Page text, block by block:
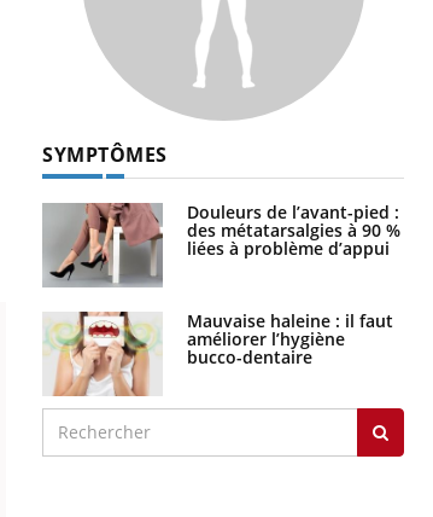
SYMPTÔMES
Douleurs de l’avant-pied :
des métatarsalgies à 90 %
liées à problème d’appui
Mauvaise haleine : il faut
améliorer l’hygiène
bucco-dentaire